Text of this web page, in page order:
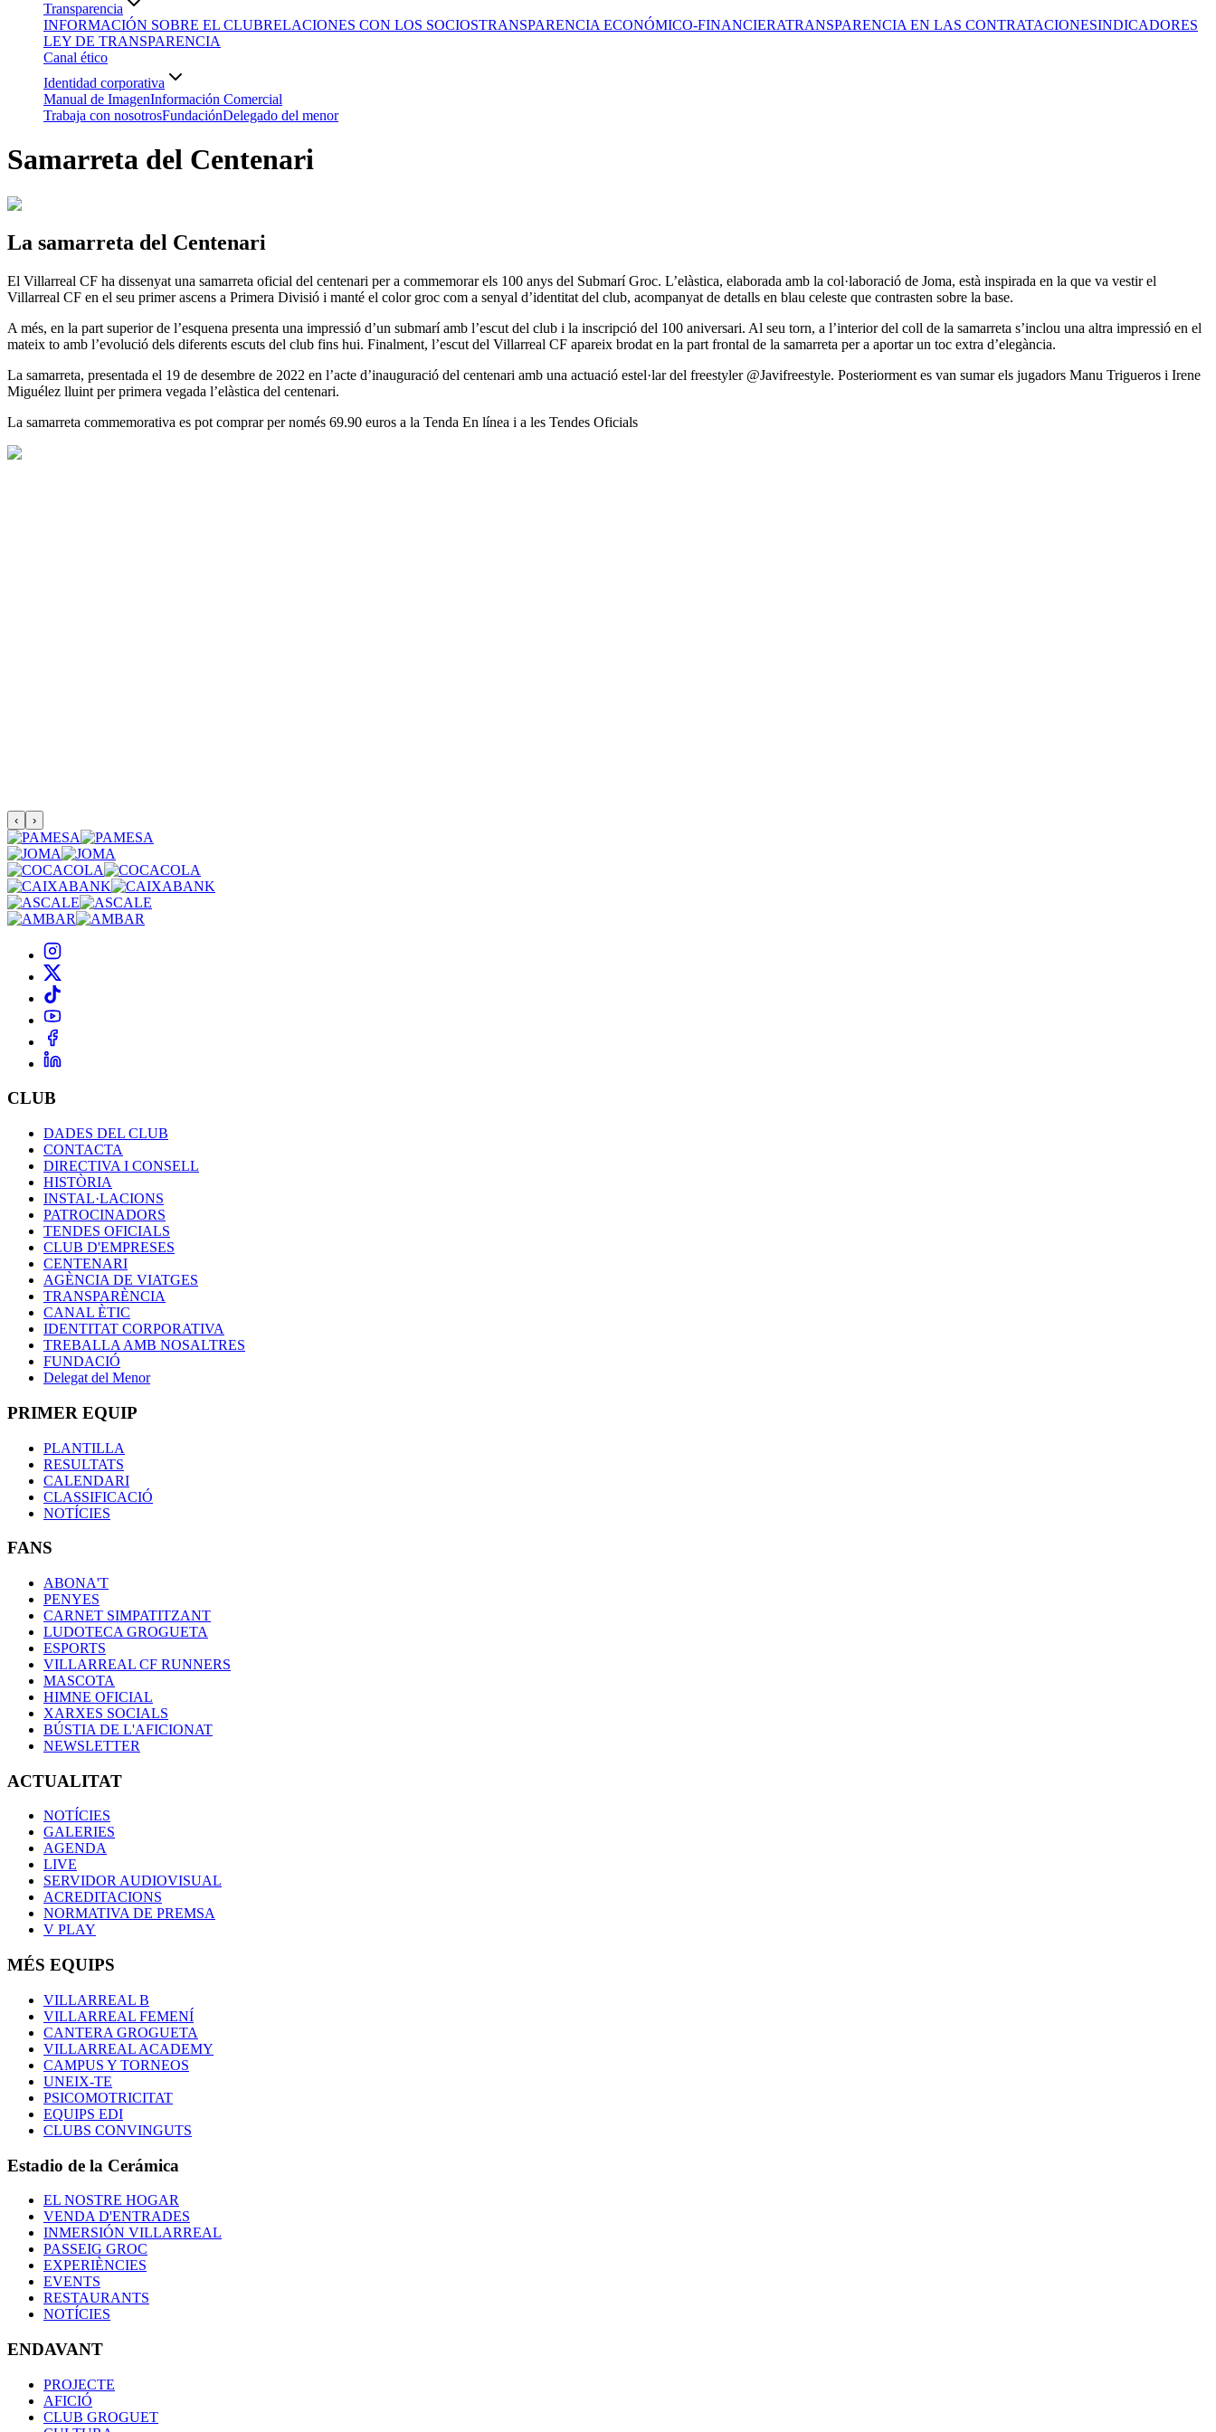
Transparencia
INFORMACIÓN SOBRE EL CLUBRELACIONES CON LOS SOCIOSTRANSPARENCIA ECONÓMICO-FINANCIERATRANSPARENCIA EN LAS CONTRATACIONESINDICADORES
LEY DE TRANSPARENCIA
Canal ético
Identidad corporativa
Manual de ImagenInformación Comercial
Trabaja con nosotrosFundaciónDelegado del menor
Samarreta del Centenari
La samarreta del Centenari
El Villarreal CF ha dissenyat una samarreta oficial del centenari per a commemorar els 100 anys del Submarí Groc. L’elàstica, elaborada amb la col·laboració de Joma, està inspirada en la que va vestir el
Villarreal CF en el seu primer ascens a Primera Divisió i manté el color groc com a senyal d’identitat del club, acompanyat de detalls en blau celeste que contrasten sobre la base.
A més, en la part superior de l’esquena presenta una impressió d’un submarí amb l’escut del club i la inscripció del 100 aniversari. Al seu torn, a l’interior del coll de la samarreta s’inclou una altra impressió en el
mateix to amb l’evolució dels diferents escuts del club fins hui. Finalment, l’escut del Villarreal CF apareix brodat en la part frontal de la samarreta per a aportar un toc extra d’elegància.
La samarreta, presentada el 19 de desembre de 2022 en l’acte d’inauguració del centenari amb una actuació estel·lar del freestyler @Javifreestyle. Posteriorment es van sumar els jugadors Manu Trigueros i Irene
Miguélez lluint per primera vegada l’elàstica del centenari.
La samarreta commemorativa es pot comprar per només 69.90 euros a la Tenda En línea i a les Tendes Oficials
‹ ›
CLUB
DADES DEL CLUB
CONTACTA
DIRECTIVA I CONSELL
HISTÒRIA
INSTAL·LACIONS
PATROCINADORS
TENDES OFICIALS
CLUB D'EMPRESES
CENTENARI
AGÈNCIA DE VIATGES
TRANSPARÈNCIA
CANAL ÈTIC
IDENTITAT CORPORATIVA
TREBALLA AMB NOSALTRES
FUNDACIÓ
Delegat del Menor
PRIMER EQUIP
PLANTILLA
RESULTATS
CALENDARI
CLASSIFICACIÓ
NOTÍCIES
FANS
ABONA'T
PENYES
CARNET SIMPATITZANT
LUDOTECA GROGUETA
ESPORTS
VILLARREAL CF RUNNERS
MASCOTA
HIMNE OFICIAL
XARXES SOCIALS
BÚSTIA DE L'AFICIONAT
NEWSLETTER
ACTUALITAT
NOTÍCIES
GALERIES
AGENDA
LIVE
SERVIDOR AUDIOVISUAL
ACREDITACIONS
NORMATIVA DE PREMSA
V PLAY
MÉS EQUIPS
VILLARREAL B
VILLARREAL FEMENÍ
CANTERA GROGUETA
VILLARREAL ACADEMY
CAMPUS Y TORNEOS
UNEIX-TE
PSICOMOTRICITAT
EQUIPS EDI
CLUBS CONVINGUTS
Estadio de la Cerámica
EL NOSTRE HOGAR
VENDA D'ENTRADES
INMERSIÓN VILLARREAL
PASSEIG GROC
EXPERIÈNCIES
EVENTS
RESTAURANTS
NOTÍCIES
ENDAVANT
PROJECTE
AFICIÓ
CLUB GROGUET